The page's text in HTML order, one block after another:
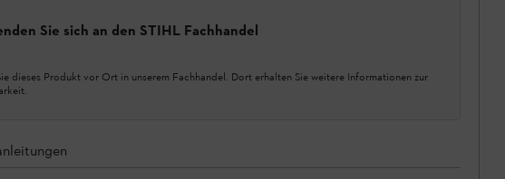
Sie sich an den STIHL Fachhandel
dieses Produkt vor Ort in unserem Fachhandel. Dort erhalten Sie weitere Informationen zur